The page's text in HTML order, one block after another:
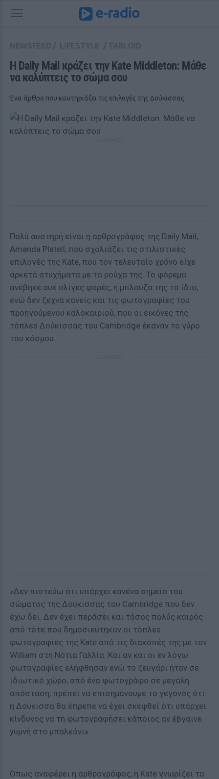
H Daily Mail κράζει την Kate Middleton: Μάθε
να καλύπτεις το σώμα σου
Ένα άρθρο που καυτηριάζει τις επιλογές της Δούκισσας
Πολύ αυστηρή είναι η αρθρογράφος της Daily Mail,
Αmanda Platell, που σχολιάζει τις στιλιστικές
επιλογές της Kate, που τον τελευταίο χρόνο είχε
αρκετά ατυχήματα με τα ρούχα της. Το φόρεμα
ανέβηκε ουκ ολίγες φορές, η μπλούζα της το ίδιο,
ενώ δεν ξεχνά κανείς και τις φωτογραφίες του
προηγούμενου καλοκαιριού, που οι εικόνες της
τόπλεs Δούκισσας του Cambridge έκαναν το γύρο
του κόσμου.
«Δεν πιστεύω ότι υπάρχει κανένα σημείο του
σώματος της Δούκισσας του Cambridge που δεν
έχω δει. Δεν έχει περάσει και τόσος πολύς καιρός
από τότε που δημοσιεύτηκαν οι τόπλεs
φωτογραφίες της Kate από τις διακοπές της με τον
William στη Νότια Γαλλία. Και αν και οι εν λόγω
φωτογραφίες ελήφθησαν ενώ το ζευγάρι ήταν σε
ιδιωτικό χώρο, από ένα φωτογράφο σε μεγάλη
απόσταση, πρέπει να επισημάνουμε το γεγονός ότι
η Δούκισσα θα έπρεπε να έχει σκεφθεί ότι υπάρχει
κίνδυνος να τη φωτογραφήσει κάποιος αν έβγαινε
yυμvή στο μπαλκόνι».
Όπως αναφέρει η αρθρογράφος, η Kate γνωρίζει τα